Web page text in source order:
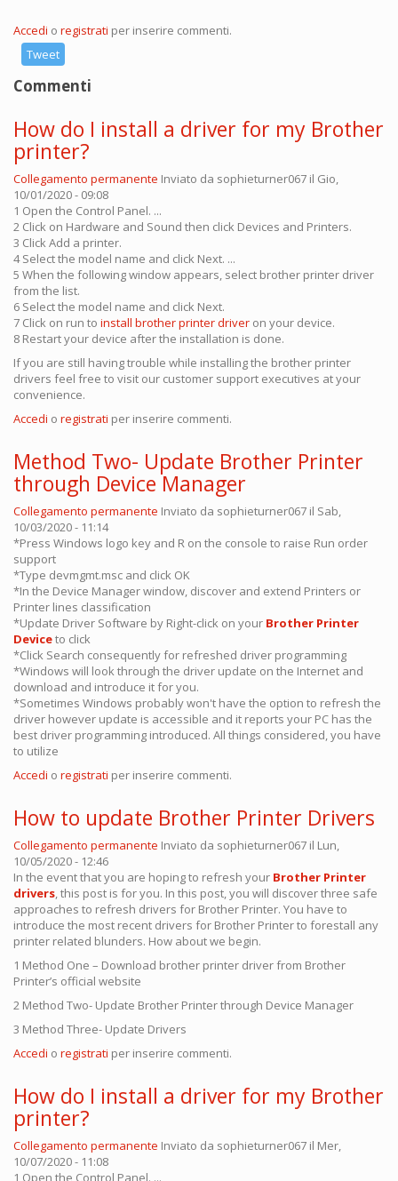
Accedi o registrati per inserire commenti.
Tweet
Commenti
How do I install a driver for my Brother
printer?
Collegamento permanente Inviato da sophieturner067 il Gio,
10/01/2020 - 09:08
1 Open the Control Panel. ...
2 Click on Hardware and Sound then click Devices and Printers.
3 Click Add a printer.
4 Select the model name and click Next. ...
5 When the following window appears, select brother printer driver
from the list.
6 Select the model name and click Next.
7 Click on run to install brother printer driver on your device.
8 Restart your device after the installation is done.
If you are still having trouble while installing the brother printer
drivers feel free to visit our customer support executives at your
convenience.
Accedi o registrati per inserire commenti.
Method Two- Update Brother Printer
through Device Manager
Collegamento permanente Inviato da sophieturner067 il Sab,
10/03/2020 - 11:14
*Press Windows logo key and R on the console to raise Run order
support
*Type devmgmt.msc and click OK
*In the Device Manager window, discover and extend Printers or
Printer lines classification
*Update Driver Software by Right-click on your Brother Printer
Deviceto click
*Click Search consequently for refreshed driver programming
*Windows will look through the driver update on the Internet and
download and introduce it for you.
*Sometimes Windows probably won't have the option to refresh the
driver however update is accessible and it reports your PC has the
best driver programming introduced. All things considered, you have
to utilize
Accedi o registrati per inserire commenti.
How to update Brother Printer Drivers
Collegamento permanente Inviato da sophieturner067 il Lun,
10/05/2020 - 12:46
In the event that you are hoping to refresh your Brother Printer
drivers​, this post is for you. In this post, you will discover three safe
approaches to refresh drivers for Brother Printer. You have to
introduce the most recent drivers for Brother Printer to forestall any
printer related blunders. How about we begin.
1 Method One – Download brother printer driver from Brother
Printer’s official website
2 Method Two- Update Brother Printer through Device Manager
3 Method Three- Update Drivers
Accedi o registrati per inserire commenti.
How do I install a driver for my Brother
printer?
Collegamento permanente Inviato da sophieturner067 il Mer,
10/07/2020 - 11:08
1 Open the Control Panel. ...